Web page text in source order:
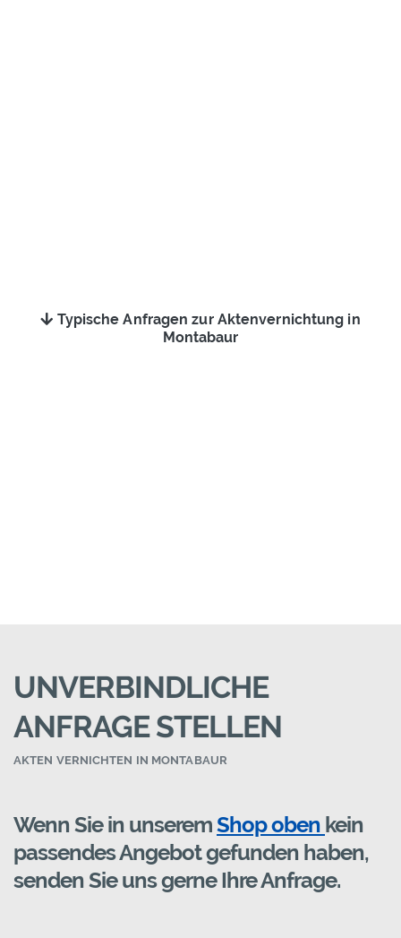
Typische Anfragen zur Aktenvernichtung in
Montabaur
UNVERBINDLICHE
ANFRAGE STELLEN
AKTEN VERNICHTEN IN MONTABAUR
Wenn Sie in unseremShop oben kein
passendes Angebot gefunden haben,
senden Sie uns gerne Ihre Anfrage.